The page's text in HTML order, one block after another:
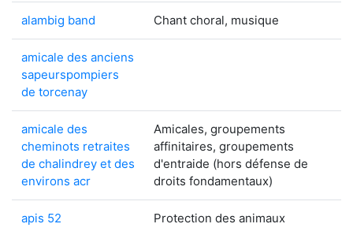
alambig band Chant choral, musique
amicale des anciens
sapeurspompiers
de torcenay
amicale des
cheminots retraites
de chalindrey et des
environs acr
Amicales, groupements
affinitaires, groupements
d'entraide (hors défense de
droits fondamentaux)
apis 52 Protection des animaux